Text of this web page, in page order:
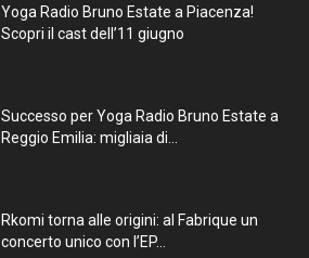
Yoga Radio Bruno Estate a Piacenza!
Scopri il cast dell’11 giugno
Successo per Yoga Radio Bruno Estate a
Reggio Emilia: migliaia di...
Rkomi torna alle origini: al Fabrique un
concerto unico con l’EP...